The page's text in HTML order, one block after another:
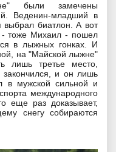
были замечены
Веденин-младший в
выбрал биатлон. А вот
- тоже Михаил - пошел
в лыжных гонках. И
на "Майской лыжне"
лишь третье место,
и он лишь
в мужской сильной и
международного
еще раз доказывает,
снегу собираются